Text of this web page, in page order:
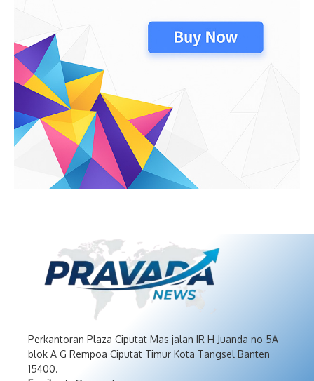
Perkantoran Plaza Ciputat Mas jalan IR H Juanda no 5A
blok A G Rempoa Ciputat Timur Kota Tangsel Banten
15400.